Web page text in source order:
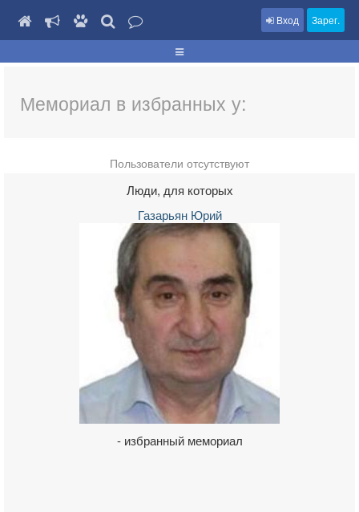
Вход Зарег.
Мемориал в избранных у:
Пользователи отсутствуют
Люди, для которых
Газарьян Юрий
- избранный мемориал